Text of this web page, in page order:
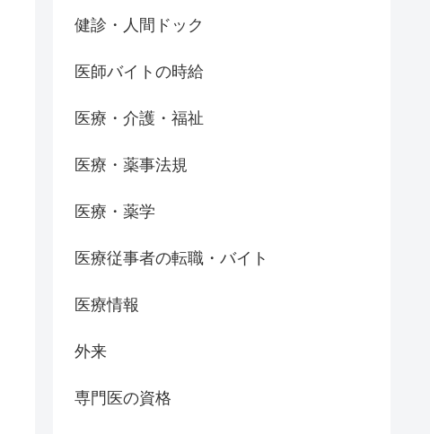
健診・人間ドック
医師バイトの時給
医療・介護・福祉
医療・薬事法規
医療・薬学
医療従事者の転職・バイト
医療情報
外来
専門医の資格